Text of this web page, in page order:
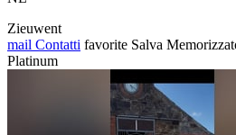
Zieuwent
mail Contatti favorite Salva
Platinum